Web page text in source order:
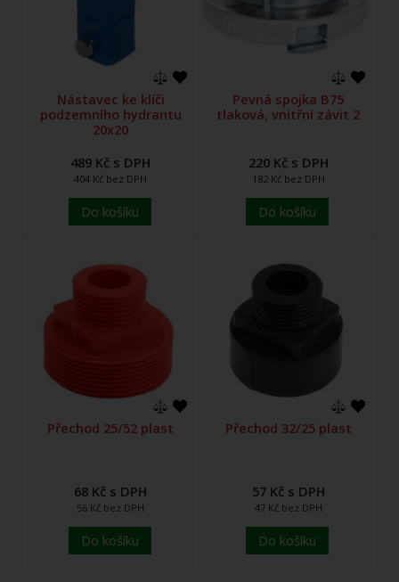
Nástavec ke klíči
podzemního hydrantu
20x20
489 Kč s DPH
404 Kč bez DPH
Do košíku
Pevná spojka B75
tlaková, vnitřní závit 2
220 Kč s DPH
182 Kč bez DPH
Do košíku
Přechod 25/52 plast
68 Kč s DPH
56 Kč bez DPH
Do košíku
Přechod 32/25 plast
57 Kč s DPH
47 Kč bez DPH
Do košíku